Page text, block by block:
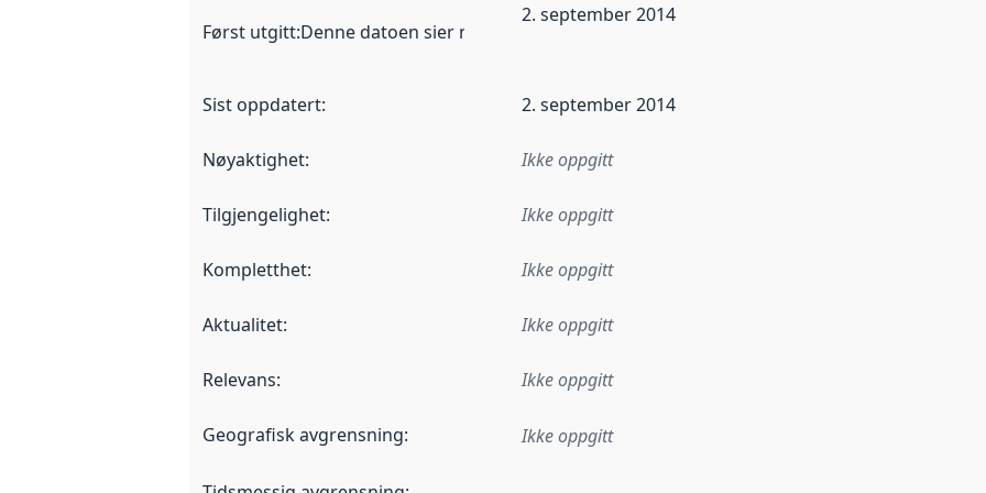
Først utgitt:Denne datoen sier når dataene i dette datasettet første gang ble utgitt. Det kan
2. september 2014
Sist oppdatert: 2. september 2014
Nøyaktighet: Ikke oppgitt
Tilgjengelighet: Ikke oppgitt
Kompletthet: Ikke oppgitt
Aktualitet: Ikke oppgitt
Relevans: Ikke oppgitt
Geografisk avgrensning: Ikke oppgitt